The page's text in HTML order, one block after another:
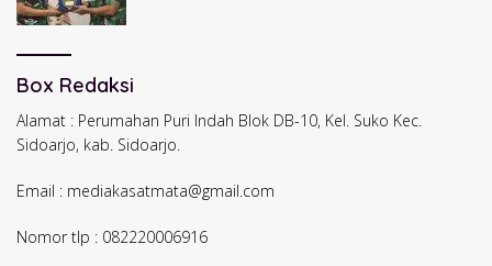
Box Redaksi
Alamat : Perumahan Puri Indah Blok DB-10, Kel. Suko Kec.
Sidoarjo, kab. Sidoarjo.
Email : mediakasatmata@gmail.com
Nomor tlp : 082220006916